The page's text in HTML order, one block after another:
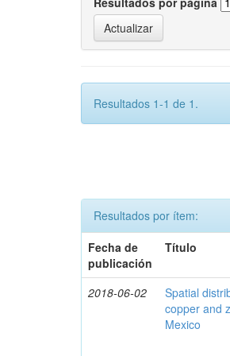
Resultados 1-1 de 1.
Resultados por ítem:
Fecha de
publicación
Título
2018-06-02
Spatial
copper and
Mexico